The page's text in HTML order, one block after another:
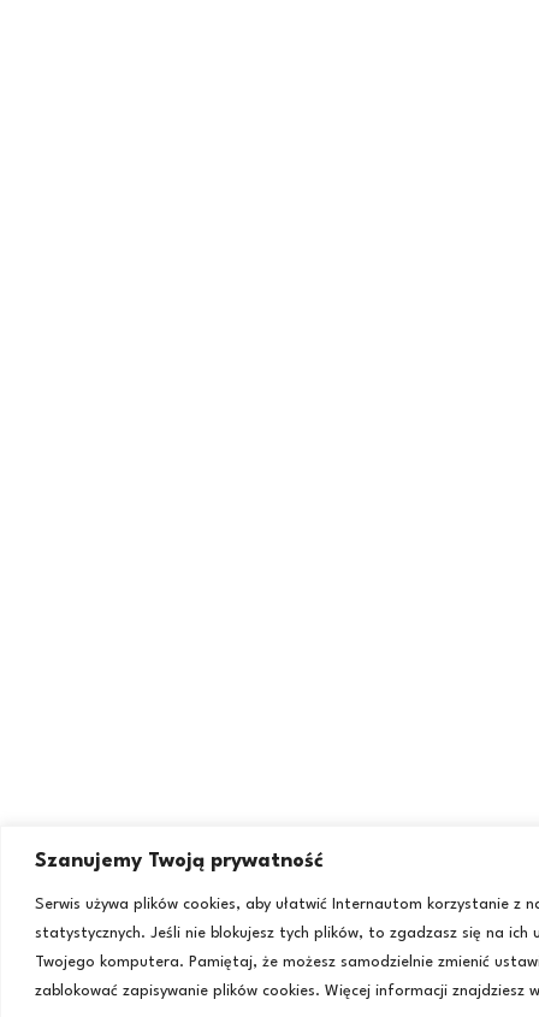
Szanujemy Twoją prywatność
Serwis używa plików cookies, aby ułatwić Internautom korzystanie z
statystycznych. Jeśli nie blokujesz tych plików, to zgadzasz się na ich
Twojego komputera. Pamiętaj, że możesz samodzielnie zmienić
zablokować zapisywanie plików cookies. Więcej informacji znajdziesz